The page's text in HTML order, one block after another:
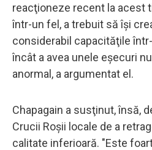
reacţioneze recent la acest
într-un fel, a trebuit să îşi
considerabil capacităţile
încât a avea unele eşecuri
anormal, a argumentat el.
Chapagain a susţinut, însă,
Crucii Roşii locale de a
calitate inferioară. "Este